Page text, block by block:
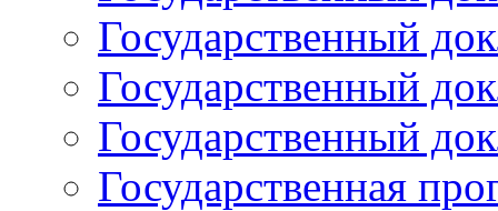
Государственный
Государственный
Государственный
Государственная